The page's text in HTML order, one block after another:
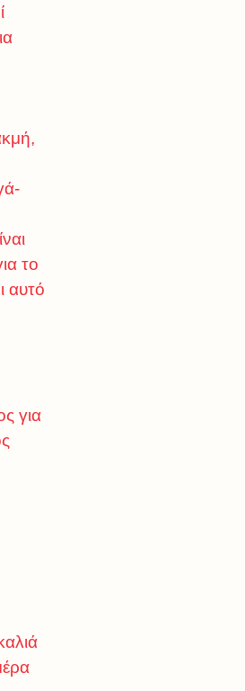
το
αυτό
για